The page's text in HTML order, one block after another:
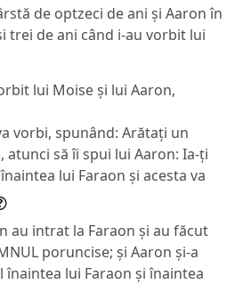
de optzeci de ani și Aaron în
trei de ani când i-au vorbit lui
lui Moise și lui Aaron,
vorbi, spunând: Arătați un
să îi spui lui Aaron: Ia-ți
lui Faraon și acesta va
au intrat la Faraon și au făcut
poruncise; și Aaron și-a
lui Faraon și înaintea